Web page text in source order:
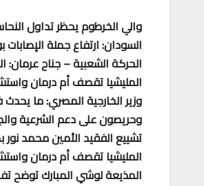
والي الخرطوم يحظر تداول
السودان: ارتفاع جملة الإصابات بوباء الكوليرا
الحركة الشعبية – جناح عرمان:
المليشيا تقصف أم درمان واستشهاد
وزير الخارجية المصري: ما
وحريصون على دعم الشرعية
تشييع الفقيد الأمين محمد
المليشيا تقصف أم درمان واستشهاد
المذيعة لوشي المبارك توضح